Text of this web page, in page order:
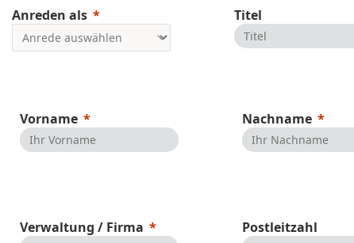
Anreden als Titel
Vorname Nachname
Verwaltung / Firma Postleitzahl